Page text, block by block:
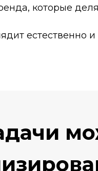
которые
естественно